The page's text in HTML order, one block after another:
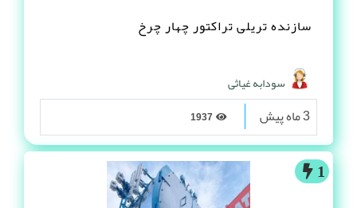
سازنده تریلی تراکتور چهار چرخ
سودابه غیاثی
3 ماه پیش
1